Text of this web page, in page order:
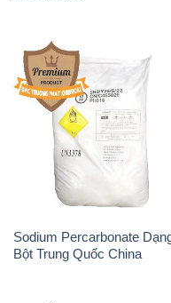
Sodium Percarbonate
Bột Trung Quốc China